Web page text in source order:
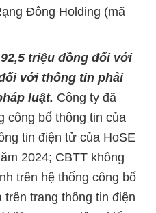
Đông Holding (mã
triệu đồng đối với
với thông tin phải
luật. Công ty đã
công bố thông tin của
tin điện tử của HoSE
2024; CBTT không
trên hệ thống công bố
trang thông tin điện